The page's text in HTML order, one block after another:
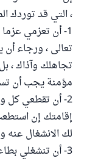
، التي قد توردك
1- أن تعزمي
تعالى ، ورجاء
تجاهلك وآذاك ،
مؤمنة يجب أن
2- أن تقطعي كل
إقامتك إن
لك الانشغال عنه
3- أن تنشغلي